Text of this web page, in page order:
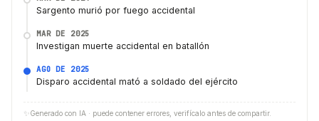
Sargento murió por fuego accidental
MAR DE 2025
Investigan muerte accidental en batallón
AGO DE 2025
Disparo accidental mató a soldado del ejército
✨ Generado con IA · puede contener errores, verifícalo antes de compartir.